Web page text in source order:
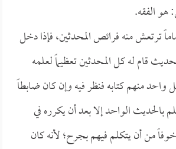
هو الفقه.
ترتعش منه فرائص المحدثين، فإذا دخل
قام له كل المحدثين تعظيماً لعلمه
واحد منهم كتابه فنظر فيه وإن كان ضابطاً
الواحد إلا بعد أن يكرره في
من أن يتكلم فيهم بجرح؛ لأنه كان